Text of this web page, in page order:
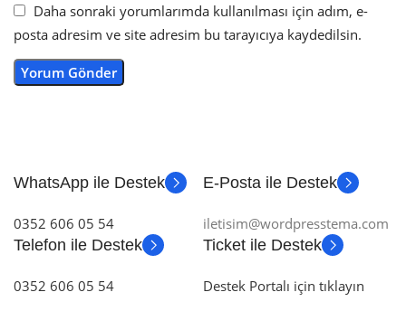
Daha sonraki yorumlarımda kullanılması için adım, e-
posta adresim ve site adresim bu tarayıcıya kaydedilsin.
WhatsApp ile Destek
0352 606 05 54
E-Posta ile Destek
iletisim@wordpresstema.com
Telefon ile Destek
0352 606 05 54
Ticket ile Destek
Destek Portalı için tıklayın